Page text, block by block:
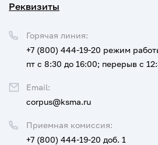
Реквизиты
Приемная комиссия:
+7 (800) 444-19-20 доб. 1
Горячая линия:
+7 (800) 444-19-20 режим
пт с 8:30 до 16:00; перерыв с
Email:
corpus@ksma.ru